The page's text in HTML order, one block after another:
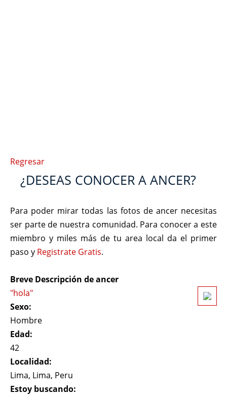
Regresar
¿DESEAS CONOCER A ANCER?
Para poder mirar todas las fotos de ancer necesitas
ser parte de nuestra comunidad. Para conocer a este
miembro y miles más de tu area local da el primer
paso y Registrate Gratis.
Breve Descripción de ancer
"hola"
Sexo:
Hombre
Edad:
42
Localidad:
Lima, Lima, Peru
Estoy buscando: